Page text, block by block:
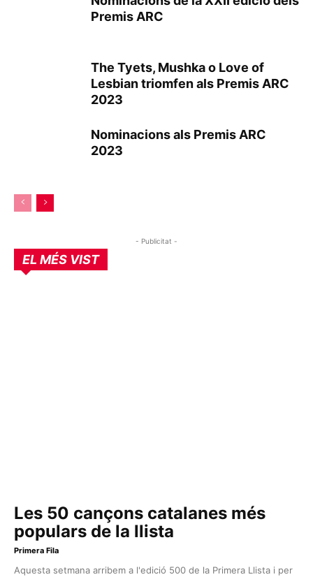
Premis ARC
The Tyets, Mushka o Love of
Lesbian triomfen als Premis ARC
2023
Nominacions als Premis ARC
2023
- Publicitat -
EL MÉS VIST
Les 50 cançons catalanes més
populars de la llista
Primera Fila
Aquesta setmana arribem a l'edició 500 de la Primera Llista i per